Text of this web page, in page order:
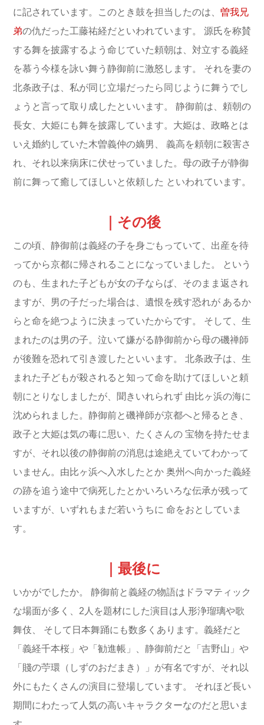
に記されています。このとき鼓を担当したのは、 曽我兄
弟の仇だった工藤祐経だといわれています。
源氏を称賛
する舞を披露するよう命じていた頼朝は、対立する義経
を慕う今様を詠い舞う静御前に激怒します。
それを妻の
北条政子は、私が同じ立場だったら同じように舞うでし
ょうと言って取り成したといいます。
静御前は、頼朝の
長女、大姫にも舞を披露しています。大姫は、政略とは
いえ婚約していた木曽義仲の嫡男、
義高を頼朝に殺害さ
れ、それ以来病床に伏せっていました。母の政子が静御
前に舞って癒してほしいと依頼した といわれています。
｜その後
この頃、静御前は義経の子を身ごもっていて、出産を待
ってから京都に帰されることになっていました。
という
のも、生まれた子どもが女の子ならば、そのまま返され
ますが、男の子だった場合は、遺恨を残す恐れが あるか
らと命を絶つように決まっていたからです。
そして、生
まれたのは男の子。泣いて嫌がる静御前から母の磯禅師
が後難を恐れて引き渡したといいます。
北条政子は、生
まれた子どもが殺されると知って命を助けてほしいと頼
朝にとりなしましたが、聞きいれられず 由比ヶ浜の海に
沈められました。静御前と磯禅師が京都へと帰るとき、
政子と大姫は気の毒に思い、たくさんの 宝物を持たせま
すが、それ以後の静御前の消息は途絶えていてわかって
いません。由比ヶ浜へ入水したとか 奥州へ向かった義経
の跡を追う途中で病死したとかいろいろな伝承が残って
いますが、いずれもまだ若いうちに 命をおとしていま
す。
｜最後に
いかがでしたか。
静御前と義経の物語はドラマティック
な場面が多く、2人を題材にした演目は人形浄瑠璃や歌
舞伎、
そして日本舞踊にも数多くあります。義経だと
「義経千本桜」や「勧進帳」、静御前だと「吉野山」や
「賤の苧環（しずのおだまき）」が有名ですが、それ以
外にもたくさんの演目に登場しています。
それほど長い
期間にわたって人気の高いキャラクターなのだと思いま